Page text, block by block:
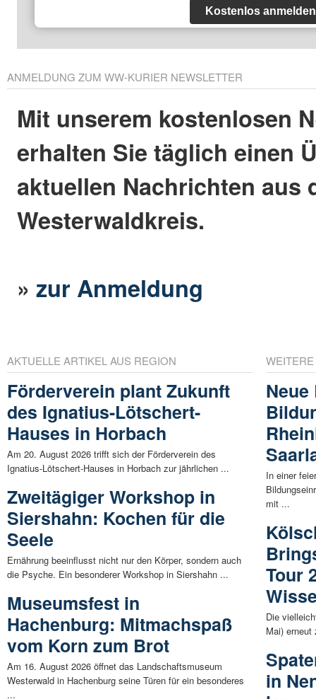
Kostenlos anmelden
ANMELDUNG ZUM WW-KURIER NEWSLETTER
Mit unserem kostenlosen
erhalten Sie täglich einen
aktuellen Nachrichten aus
Westerwaldkreis.
»zur Anmeldung
AKTUELLE ARTIKEL AUS REGION
Förderverein plant Zukunft
des Ignatius-Lötschert-
Hauses in Horbach
Am 20. August 2026 trifft sich der Förderverein des
Ignatius-Lötschert-Hauses in Horbach zur jährlichen ...
Zweitägiger Workshop in
Siershahn: Kochen für die
Seele
Ernährung beeinflusst nicht nur den Körper, sondern auch
die Psyche. Ein besonderer Workshop in Siershahn ...
Museumsfest in
Hachenburg: Mitmachspaß
vom Korn zum Brot
Am 16. August 2026 öffnet das Landschaftsmuseum
Westerwald in Hachenburg seine Türen für ein besonderes
...
In einer
mit ...
Tour
Die
Mai)
in